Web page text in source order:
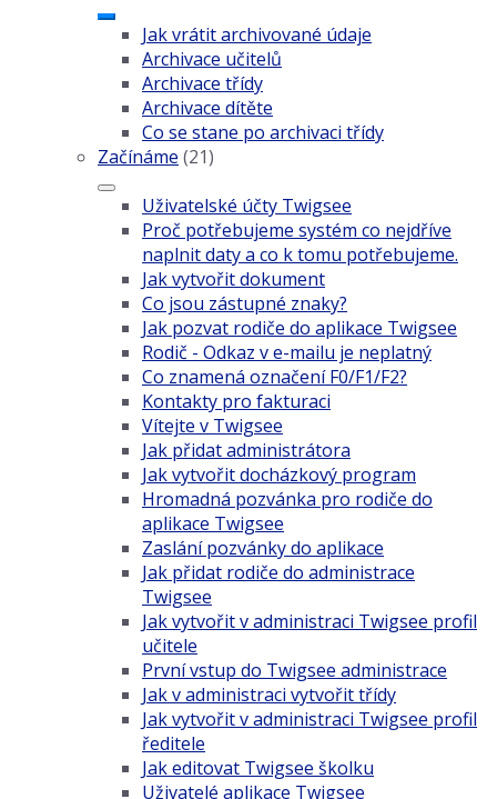
Jak vrátit archivované údaje
Archivace učitelů
Archivace třídy
Archivace dítěte
Co se stane po archivaci třídy
Začínáme (21)
Uživatelské účty Twigsee
Proč potřebujeme systém co nejdříve
naplnit daty a co k tomu potřebujeme.
Jak vytvořit dokument
Co jsou zástupné znaky?
Jak pozvat rodiče do aplikace Twigsee
Rodič - Odkaz v e-mailu je neplatný
Co znamená označení F0/F1/F2?
Kontakty pro fakturaci
Vítejte v Twigsee
Jak přidat administrátora
Jak vytvořit docházkový program
Hromadná pozvánka pro rodiče do
aplikace Twigsee
Zaslání pozvánky do aplikace
Jak přidat rodiče do administrace
Twigsee
Jak vytvořit v administraci Twigsee profil
učitele
První vstup do Twigsee administrace
Jak v administraci vytvořit třídy
Jak vytvořit v administraci Twigsee profil
ředitele
Jak editovat Twigsee školku
Uživatelé aplikace Twigsee